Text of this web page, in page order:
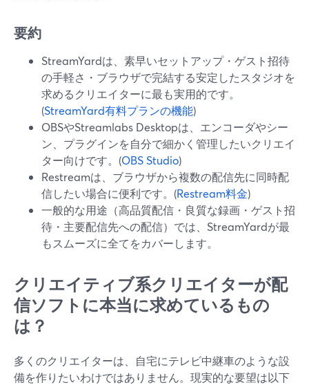
要約
StreamYardは、素早いセットアップ・ゲスト招待
の手軽さ・ブラウザで完結する安定したスタジオを
求めるクリエイターに最も実用的です。
(StreamYard有料プランの機能)
OBSやStreamlabs Desktopは、エンコーダやシー
ン、プラグインを自分で細かく管理したいクリエイ
ター向けです。(OBS Studio)
Restreamは、ブラウザから複数の配信先に同時配
信したい場合に便利です。(Restream料金)
一般的な用途（高品質配信・良質な録画・ゲスト招
待・主要配信先への配信）では、StreamYardが最
もスムーズに全てをカバーします。
クリエイティブ系クリエイターが配
信ソフトに本当に求めているもの
は？
多くのクリエイターは、自宅にテレビ中継車のような設
備を作りたいわけではありません。現実的な要望は以下